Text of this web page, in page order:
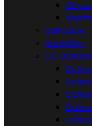
LG
USB káble
Nabíjačky
 